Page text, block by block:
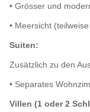
• Grösser und
• Meersicht
Suiten:
Zusätzlich zu den
• Separates
Villen (1 oder 2